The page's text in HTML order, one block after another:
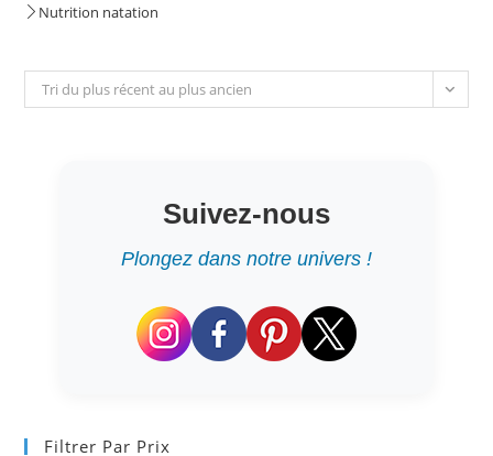
Nutrition natation
Tri du plus récent au plus ancien
Suivez-nous
Plongez dans notre univers !
Filtrer Par Prix